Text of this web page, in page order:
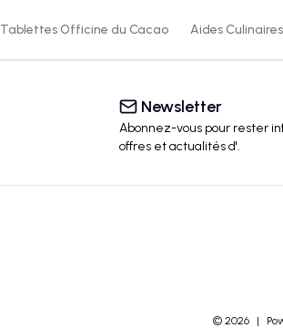
Tablettes Officine du Cacao Aides Culinaires
Newsletter
Abonnez-vous pour rester
offres et actualitésd'.
© 2026 |